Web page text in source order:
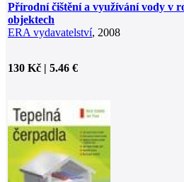
Přírodní čištění a využívání vody v
objektech
ERA vydavatelství, 2008
130 Kč | 5.46 €